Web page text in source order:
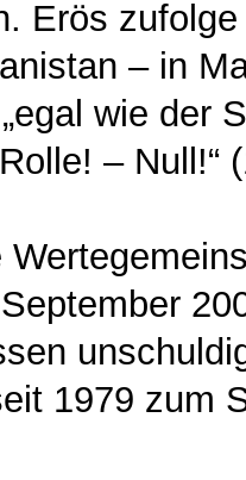
Erös
– in
wie der
– Null!“
1979 zum